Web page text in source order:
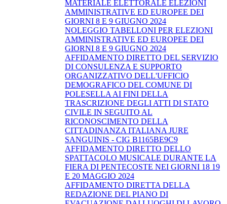
MATERIALE ELETTORALE ELEZIONI
AMMINISTRATIVE ED EUROPEE DEI
GIORNI 8 E 9 GIUGNO 2024
NOLEGGIO TABELLONI PER ELEZIONI
AMMINISTRATIVE ED EUROPEE DEI
GIORNI 8 E 9 GIUGNO 2024
AFFIDAMENTO DIRETTO DEL SERVIZIO
DI CONSULENZA E SUPPORTO
ORGANIZZATIVO DELL'UFFICIO
DEMOGRAFICO DEL COMUNE DI
POLESELLA AI FINI DELLA
TRASCRIZIONE DEGLI ATTI DI STATO
CIVILE IN SEGUITO AL
RICONOSCIMENTO DELLA
CITTADINANZA ITALIANA JURE
SANGUINIS - CIG B1165BE9C9
AFFIDAMENTO DIRETTO DELLO
SPATTACOLO MUSICALE DURANTE LA
FIERA DI PENTECOSTE NEI GIORNI 18 19
E 20 MAGGIO 2024
AFFIDAMENTO DIRETTA DELLA
REDAZIONE DEL PIANO DI